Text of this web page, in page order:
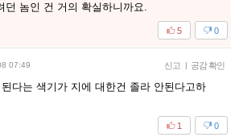
던 놈인 건 거의 확실하니까요.
0
5
07:49 신고 | 공감 확인
다는 색기가 지에 대한건 졸라 안된다고하
0
1